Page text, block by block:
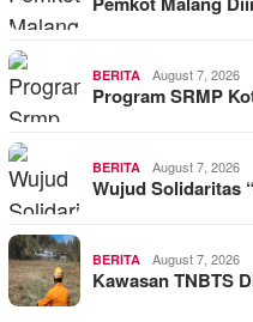
BERITA August 7, 2026
Program SRMP
BERITA August 7, 2026
Wujud Solidaritas
BERITA August 7, 2026
Kawasan TNBTS